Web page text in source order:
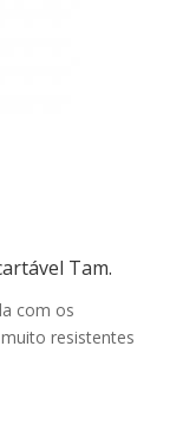
Tam.
com os
resistentes